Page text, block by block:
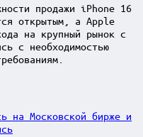
продажи iPhone 16
открытым, а Apple
на крупный рынок с
с необходимостью
на Московской бирже и